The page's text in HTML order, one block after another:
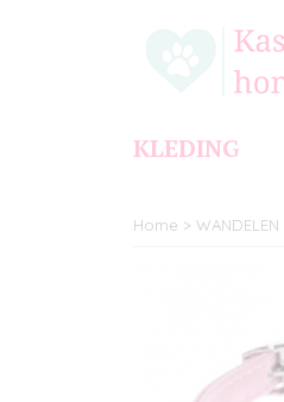
KLEDING
Home > WANDELEN